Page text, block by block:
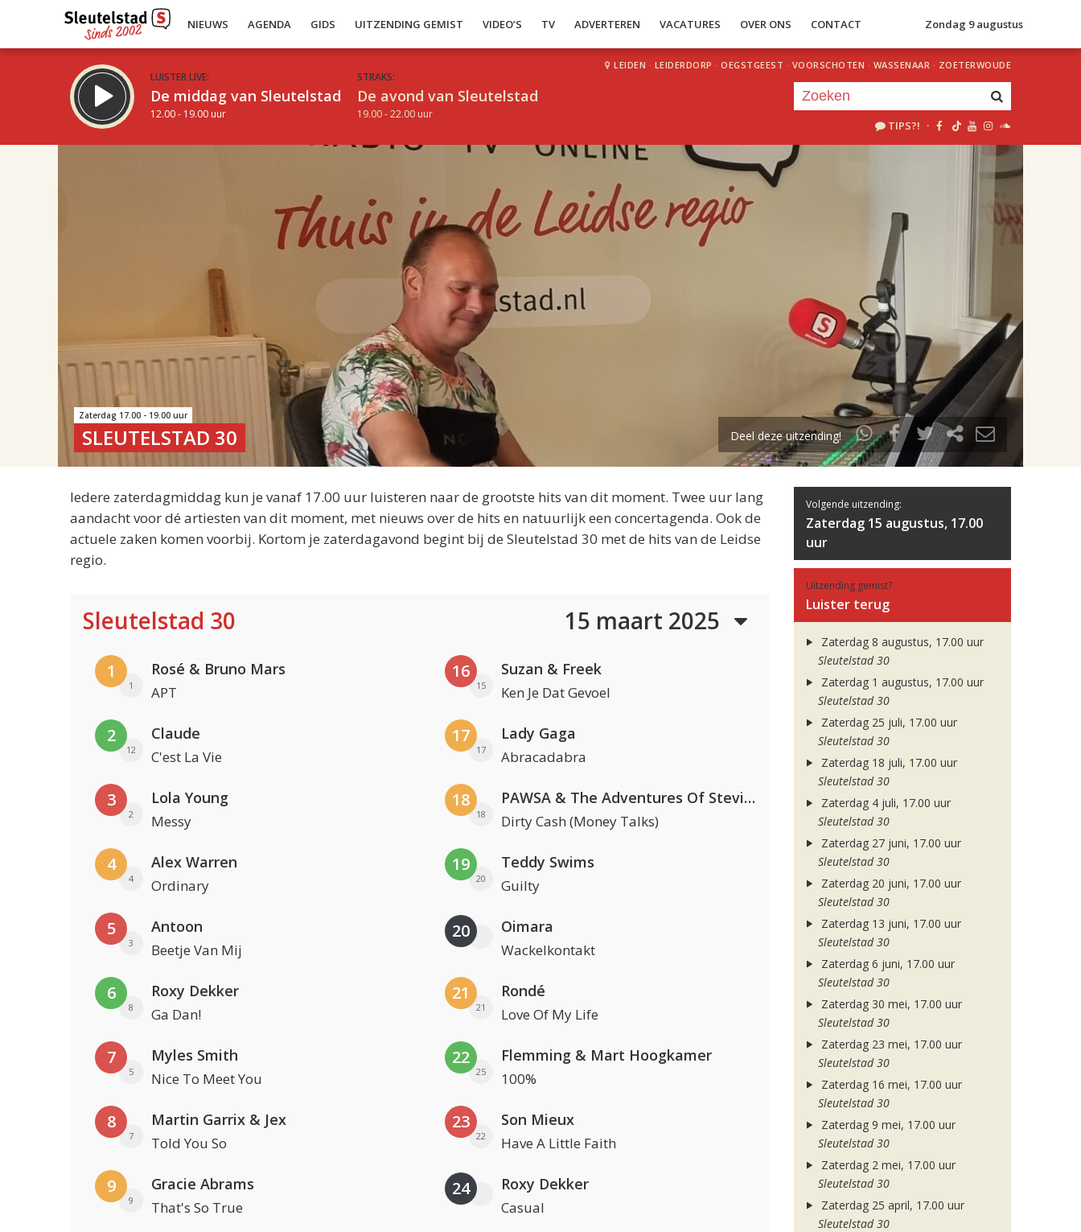
NIEUWS AGENDA GIDS UITZENDING GEMIST VIDEO’S TV ADVERTEREN VACATURES OVER ONS CONTACT Zondag 9 augustus
LUISTER LIVE:
De middag van Sleutelstad
12.00 - 19.00 uur
STRAKS:
De avond van Sleutelstad
19.00 - 22.00 uur
LEIDEN · LEIDERDORP · OEGSTGEEST · VOORSCHOTEN · WASSENAAR · ZOETERWOUDE
TIPS?! ·
uur 1 van 2
Volgend uur
Zaterdag 17.00 - 19.00 uur
SLEUTELSTAD 30 Deel deze uitzending!
Iedere zaterdagmiddag kun je vanaf 17.00 uur luisteren naar de grootste hits van dit moment. Twee uur lang
aandacht voor dé artiesten van dit moment, met nieuws over de hits en natuurlijk een concertagenda. Ook de
actuele zaken komen voorbij. Kortom je zaterdagavond begint bij de Sleutelstad 30 met de hits van de Leidse
regio.
Sleutelstad 30 15 maart 2025
1
1
Rosé & Bruno Mars
APT
2
12
Claude
C'est La Vie
3
2
Lola Young
Messy
4
4
Alex Warren
Ordinary
5
3
Antoon
Beetje Van Mij
6
8
Roxy Dekker
Ga Dan!
7
5
Myles Smith
Nice To Meet You
8
7
Martin Garrix & Jex
Told You So
9
9
Gracie Abrams
That's So True
16
15
Suzan & Freek
Ken Je Dat Gevoel
17
17
Lady Gaga
Abracadabra
18
18
PAWSA & The Adventures Of Stevie V
Dirty Cash (Money Talks)
19
20
Teddy Swims
Guilty
20 Oimara
Wackelkontakt
21
21
Rondé
Love Of My Life
22
25
Flemming & Mart Hoogkamer
100%
23
22
Son Mieux
Have A Little Faith
24 Roxy Dekker
Casual
Volgende uitzending:
Zaterdag 15 augustus, 17.00
uur
Uitzending gemist?
Luister terug
Zaterdag 8 augustus, 17.00 uur
Sleutelstad 30
Zaterdag 1 augustus, 17.00 uur
Sleutelstad 30
Zaterdag 25 juli, 17.00 uur
Sleutelstad 30
Zaterdag 18 juli, 17.00 uur
Sleutelstad 30
Zaterdag 4 juli, 17.00 uur
Sleutelstad 30
Zaterdag 27 juni, 17.00 uur
Sleutelstad 30
Zaterdag 20 juni, 17.00 uur
Sleutelstad 30
Zaterdag 13 juni, 17.00 uur
Sleutelstad 30
Zaterdag 6 juni, 17.00 uur
Sleutelstad 30
Zaterdag 30 mei, 17.00 uur
Sleutelstad 30
Zaterdag 23 mei, 17.00 uur
Sleutelstad 30
Zaterdag 16 mei, 17.00 uur
Sleutelstad 30
Zaterdag 9 mei, 17.00 uur
Sleutelstad 30
Zaterdag 2 mei, 17.00 uur
Sleutelstad 30
Zaterdag 25 april, 17.00 uur
Sleutelstad 30